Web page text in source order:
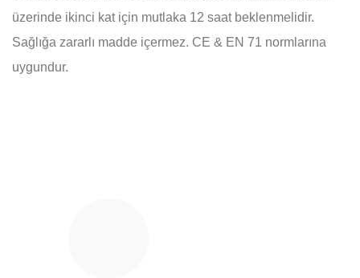
üzerinde ikinci kat için mutlaka 12 saat beklenmelidir.
Sağlığa zararlı madde içermez. CE & EN 71 normlarına
uygundur.